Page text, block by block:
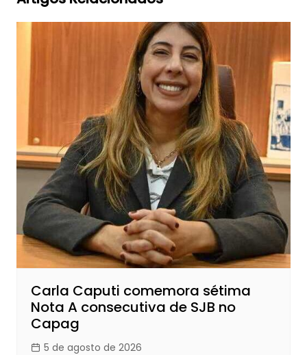
Carla Caputi comemora sétima
Nota A consecutiva de SJB no
Capag
5 de agosto de 2026